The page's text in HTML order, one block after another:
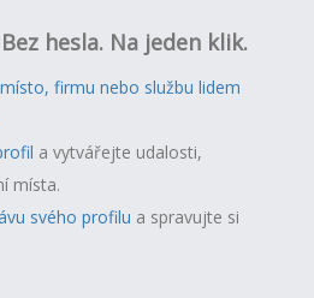
hesla. Na jeden klik.
firmu nebo službu lidem
a vytvářejte udalosti,
místa.
svého profilu a spravujte si